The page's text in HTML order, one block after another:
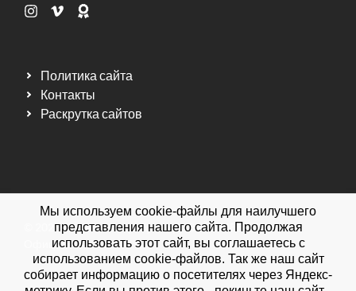
Политика сайта
Контакты
Раскрутка сайтов
© 2026 Мебельная фабрика ДИЗАЙН МЕБЕЛЬ.
Официальный сайт.
Мы используем cookie-файлы для наилучшего
представления нашего сайта. Продолжая
использовать этот сайт, вы соглашаетесь с
использованием cookie-файлов. Так же наш сайт
собирает информацию о посетителях через Яндекс-